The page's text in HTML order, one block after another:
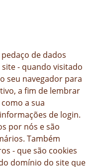
de dados
- quando visitado
seu navegador para
a fim de lembrar
a sua
de login.
por nós e são
Também
- que são cookies
domínio do site que